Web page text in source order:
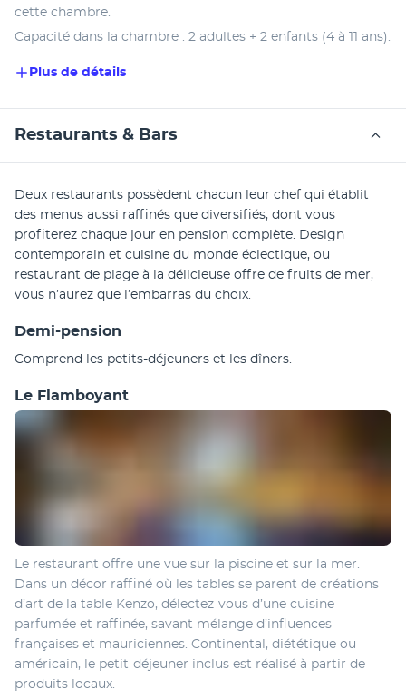
cette chambre.
Capacité dans la chambre : 2 adultes + 2 enfants (4 à 11 ans).
Plus de détails
Restaurants & Bars
Deux restaurants possèdent chacun leur chef qui établit
des menus aussi raffinés que diversifiés, dont vous
profiterez chaque jour en pension complète. Design
contemporain et cuisine du monde éclectique, ou
restaurant de plage à la délicieuse offre de fruits de mer,
vous n’aurez que l’embarras du choix.
Demi-pension
Comprend les petits-déjeuners et les dîners.
Le Flamboyant
Le restaurant offre une vue sur la piscine et sur la mer.
Dans un décor raffiné où les tables se parent de créations
d’art de la table Kenzo, délectez-vous d’une cuisine
parfumée et raffinée, savant mélange d’influences
françaises et mauriciennes. Continental, diététique ou
américain, le petit-déjeuner inclus est réalisé à partir de
produits locaux.